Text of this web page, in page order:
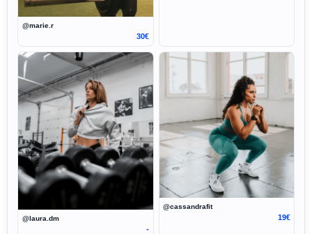
@marie.r
30€
@laura.dm
-
@cassandrafit
19€